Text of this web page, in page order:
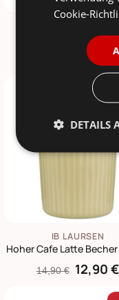
Mynte Kanne 2,5L
33,90 €
IB LAURSEN
Hoher Cafe Latte
14,90 € 12,90 €
Cookie-
DETAILS